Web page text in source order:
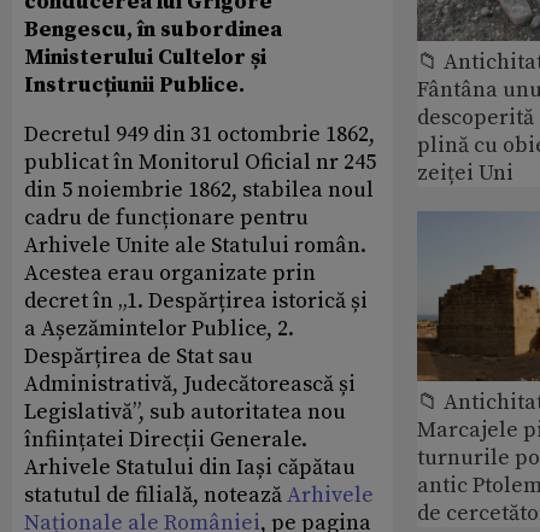
Bengescu, în subordinea
Ministerului Cultelor și
Instrucțiunii Publice.
Decretul 949 din 31 octombrie 1862,
publicat în Monitorul Oficial nr 245
din 5 noiembrie 1862, stabilea noul
cadru de funcționare pentru
Arhivele Unite ale Statului român.
Acestea erau organizate prin
decret în „1. Despărțirea istorică și
a Așezămintelor Publice, 2.
Despărțirea de Stat sau
Administrativă, Judecătorească și
Legislativă”, sub autoritatea nou
înființatei Direcții Generale.
Arhivele Statului din Iași căpătau
statutul de filială, noteazăArhivele
Naționale ale României, pe pagina
📁
Fântâna
plină cu
zeiței Uni
📁
Marcajele
turnurile
antic
de